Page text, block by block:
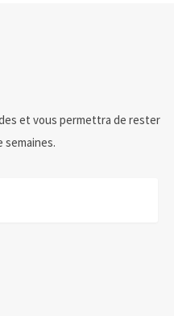
et vous permettra de rester
semaines.